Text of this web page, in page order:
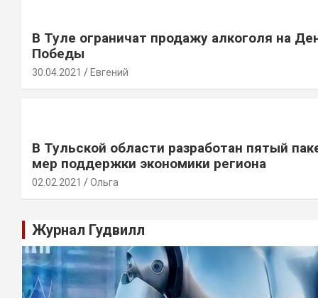
В Туле ограничат продажу алкоголя на
Победы
30.04.2021 Евгений
В Тульской области разработан пятый
мер поддержки экономики региона
02.02.2021 Ольга
Журнал Гудвилл